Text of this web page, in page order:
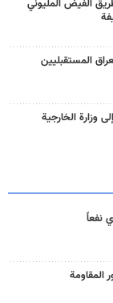
الفيض المليوني
المستقبليين
وزارة الخارجية
نفعاً